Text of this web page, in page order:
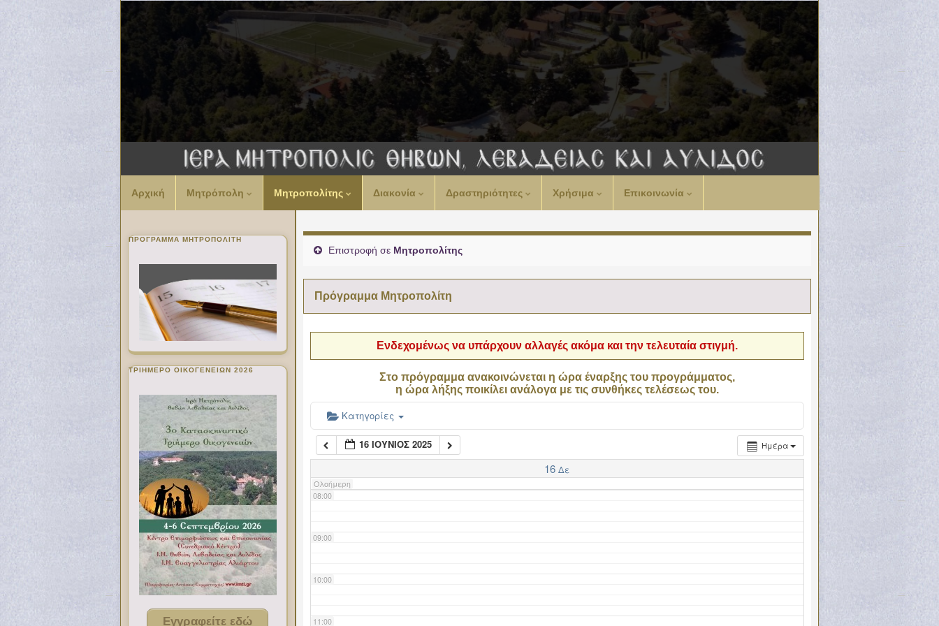
Αρχική Μητρόπολη Μητροπολίτης Διακονία Δραστηριότητες Χρήσιμα Επικοινωνία
Επιστροφή σε Μητροπολίτης
Πρόγραμμα Μητροπολίτη
Ενδεχομένως να υπάρχουν αλλαγές ακόμα και την τελευταία στιγμή.
Στο πρόγραμμα ανακοινώνεται η ώρα έναρξης του προγράμματος,
η ώρα λήξης ποικίλει ανάλογα με τις συνθήκες τελέσεως του.
Κατηγορίες
Ημέρα
16 ΙΟΎΝΙΟΣ 2025
16 Δε
Ολοήμερη
00:00
02:00
06:00
07:00
08:00
09:00
10:00
11:00
ΠΡΌΓΡΑΜΜΑ ΜΗΤΡΟΠΟΛΊΤΗ
ΤΡΙΗΜΕΡΟ ΟΙΚΟΓΕΝΕΙΩΝ 2026
Εγγραφείτε εδώ